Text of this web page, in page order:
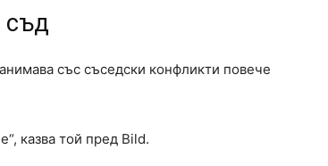
съд
със съседски конфликти повече
казва той пред Bild.